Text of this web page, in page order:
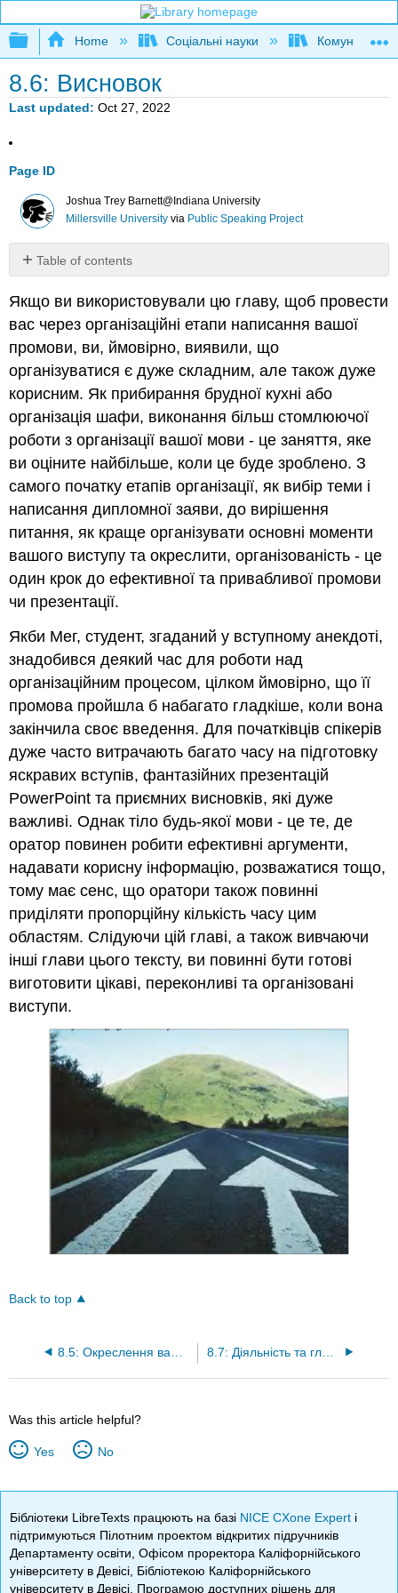
Expand/collapse global hierarchy
Home Соціальні науки
8.6: Висновок
Last updated Oct 27, 2022
Page ID
Joshua Trey Barnett@Indiana University
Millersville Universityvia Public Speaking Project
Table of contents
No
Якщо ви використовували цю главу, щоб провести
вас через організаційні етапи написання вашої
промови, ви, ймовірно, виявили, що
організуватися є дуже складним, але також дуже
корисним. Як прибирання брудної кухні або
організація шафи, виконання більш стомлюючої
роботи з організації вашої мови - це заняття, яке
ви оціните найбільше, коли це буде зроблено. З
самого початку етапів організації, як вибір теми і
написання дипломної заяви, до вирішення
питання, як краще організувати основні моменти
вашого виступу та окреслити, організованість - це
один крок до ефективної та привабливої промови
чи презентації.
Якби Мег, студент, згаданий у вступному анекдоті,
знадобився деякий час для роботи над
організаційним процесом, цілком ймовірно, що її
промова пройшла б набагато гладкіше, коли вона
закінчила своє введення. Для початківців спікерів
дуже часто витрачають багато часу на підготовку
яскравих вступів, фантазійних презентацій
PowerPoint та приємних висновків, які дуже
важливі. Однак тіло будь-якої мови - це те, де
оратор повинен робити ефективні аргументи,
надавати корисну інформацію, розважатися тощо,
тому має сенс, що оратори також повинні
приділяти пропорційну кількість часу цим
областям. Слідуючи цій главі, а також вивчаючи
інші глави цього тексту, ви повинні бути готові
виготовити цікаві, переконливі та організовані
виступи.
Back to top
8.7: Діяльність та глосарій
Was this article helpful?
Yes No
Бібліотеки LibreTexts працюють на базі NICE CXone Expert і
підтримуються Пілотним проектом відкритих підручників
Департаменту освіти, Офісом проректора Каліфорнійського
університету в Девісі, Бібліотекою Каліфорнійського
університету в Девісі, Програмою доступних рішень для